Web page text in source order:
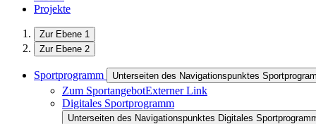
Projekte
Zur Ebene 1
Zur Ebene 2
Sportprogramm Unterseiten des Navigationspunktes
Zum SportangebotExterner Link
Digitales Sportprogramm
Unterseiten des Navigationspunktes Digitales